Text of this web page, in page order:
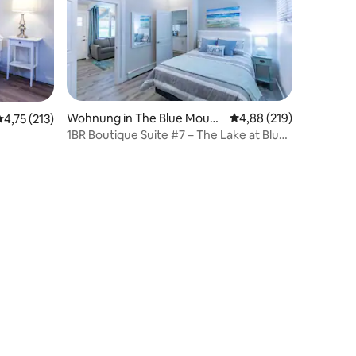
Bewertung: 4,75 von 5, 213 Bewertungen
4,75 (213)
Wohnung in The Blue Mount
ains
Durchschnittliche
4,88 (219)
1BR Boutique Suite #7 – The Lake at Blue